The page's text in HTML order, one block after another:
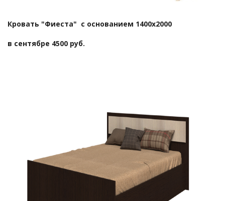
Кровать "Фиеста" с основанием 1400х2000
в сентябре 4500 руб.